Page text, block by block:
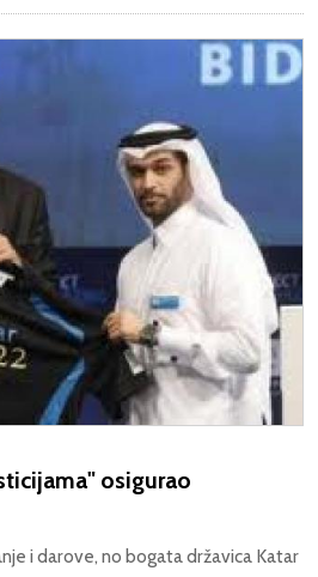
osigurao
i darove, no bogata državica Katar